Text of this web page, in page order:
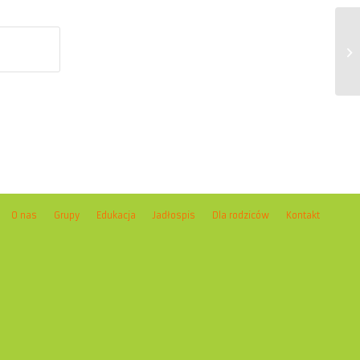
O nas Grupy Edukacja Jadłospis Dla rodziców Kontakt